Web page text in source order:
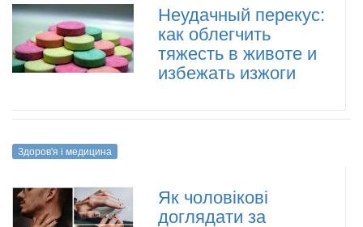
Неудачный перекус:
как облегчить
тяжесть в животе и
избежать изжоги
Здоров'я і медицина
Як чоловікові
доглядати за